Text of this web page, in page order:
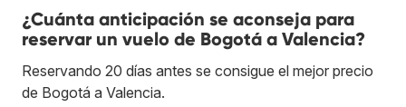
¿Cuánta anticipación se aconseja para
reservar un vuelo de Bogotá a Valencia?
Reservando 20 días antes se consigue el mejor precio
de Bogotá a Valencia.